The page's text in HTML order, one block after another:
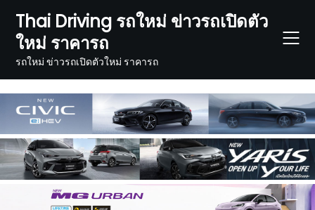
content
Thai Driving รถใหม่ ข่าวรถเปิดตัว
ใหม่ ราคารถ
รถใหม่ ข่าวรถเปิดตัวใหม่ ราคารถ